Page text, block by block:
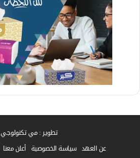
تطوير : مي تكنولوجي
عن العهد سياسة الخصوصية أعلن معنا